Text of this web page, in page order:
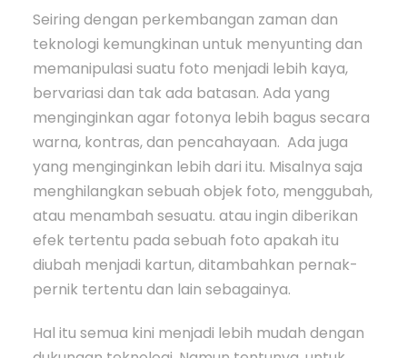
Seiring dengan perkembangan zaman dan
teknologi kemungkinan untuk menyunting dan
memanipulasi suatu foto menjadi lebih kaya,
bervariasi dan tak ada batasan. Ada yang
menginginkan agar fotonya lebih bagus secara
warna, kontras, dan pencahayaan. Ada juga
yang menginginkan lebih dari itu. Misalnya saja
menghilangkan sebuah objek foto, menggubah,
atau menambah sesuatu. atau ingin diberikan
efek tertentu pada sebuah foto apakah itu
diubah menjadi kartun, ditambahkan pernak-
pernik tertentu dan lain sebagainya.
Hal itu semua kini menjadi lebih mudah dengan